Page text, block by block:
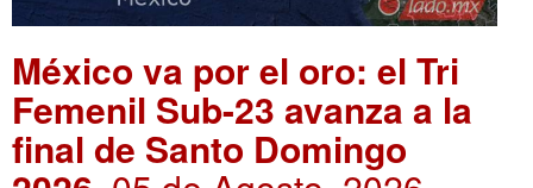
México va por el oro: el Tri
Femenil Sub-23 avanza a la
final de Santo Domingo